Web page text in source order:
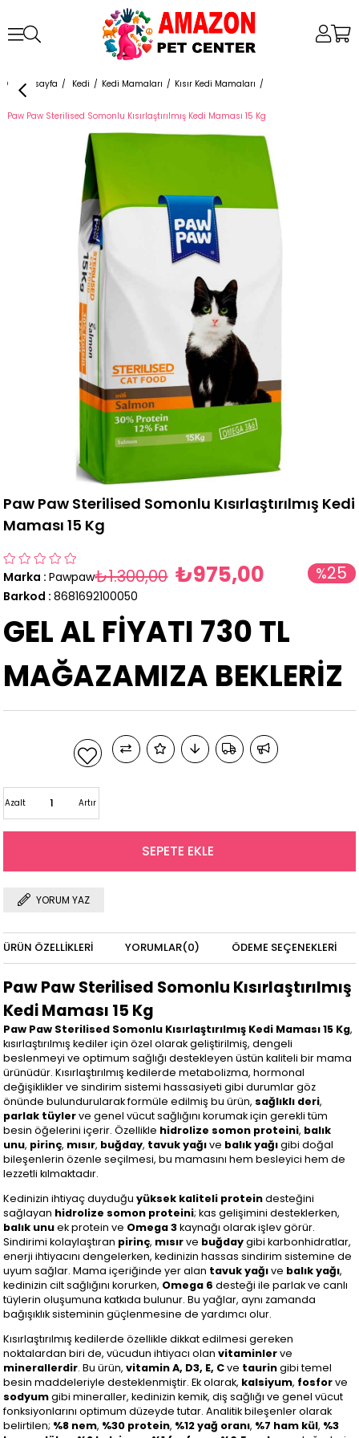
Anasayfa Kedi Kedi Mamaları Kısır Kedi Mamaları
Paw Paw Sterilised Somonlu Kısırlaştırılmış Kedi Maması 15 Kg
Paw Paw Sterilised Somonlu Kısırlaştırılmış Kedi
Maması 15 Kg
Marka : Pawpaw %25
₺1.300,00 ₺975,00
Barkod : 8681692100050
GEL AL FİYATI 730 TL
MAĞAZAMIZA BEKLERİZ
Artır
Azalt
YORUM YAZ
ÜRÜN ÖZELLIKLERI YORUMLAR(0) ÖDEME SEÇENEKLERI
Paw Paw Sterilised Somonlu Kısırlaştırılmış
Kedi Maması 15 Kg
Paw Paw Sterilised Somonlu Kısırlaştırılmış Kedi Maması 15 Kg,
kısırlaştırılmış kediler için özel olarak geliştirilmiş, dengeli
beslenmeyi ve optimum sağlığı destekleyen üstün kaliteli bir mama
ürünüdür. Kısırlaştırılmış kedilerde metabolizma, hormonal
değişiklikler ve sindirim sistemi hassasiyeti gibi durumlar göz
önünde bulundurularak formüle edilmiş bu ürün, sağlıklı deri,
parlak tüylerve genel vücut sağlığını korumak için gerekli tüm
besin öğelerini içerir. Özellikle hidrolize somon proteini, balık
unu, pirinç, mısır, buğday, tavuk yağıve balık yağıgibi doğal
bileşenlerin özenle seçilmesi, bu mamasını hem besleyici hem de
lezzetli kılmaktadır.
Kedinizin ihtiyaç duyduğuyüksek kaliteli proteindesteğini
sağlayan hidrolize somon proteini; kas gelişimini desteklerken,
balık unuek protein ve Omega 3kaynağı olarak işlev görür.
Sindirimi kolaylaştıran pirinç, mısırve buğdaygibi karbonhidratlar,
enerji ihtiyacını dengelerken, kedinizin hassas sindirim sistemine de
uyum sağlar. Mama içeriğinde yer alan tavuk yağıve balık yağı,
kedinizin cilt sağlığını korurken, Omega 6 desteği ile parlak ve canlı
tüylerin oluşumuna katkıda bulunur. Bu yağlar, aynı zamanda
bağışıklık sisteminin güçlenmesine de yardımcı olur.
Kısırlaştırılmış kedilerde özellikle dikkat edilmesi gereken
noktalardan biri de, vücudun ihtiyacı olanvitaminlerve
minerallerdir. Bu ürün,vitamin A, D3, E, Cve tauringibi temel
besin maddeleriyle desteklenmiştir. Ek olarak, kalsiyum, fosforve
sodyumgibi mineraller, kedinizin kemik, diş sağlığı ve genel vücut
fonksiyonlarını optimum düzeyde tutar. Analitik bileşenler olarak
belirtilen; %8 nem, %30 protein, %12 yağ oranı, %7 ham kül, %3